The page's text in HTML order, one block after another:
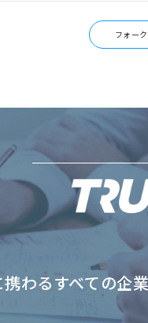
フォー
携わるすべての企